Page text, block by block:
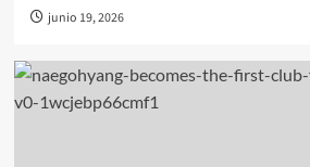
junio 19, 2026